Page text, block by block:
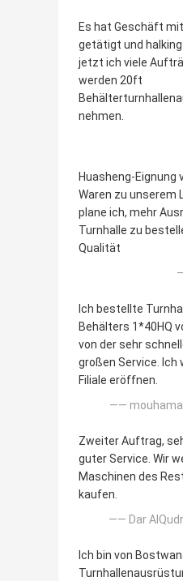
Es hat Geschäft
getätigt und
jetzt ich viele
werden 20ft
nehmen.
Huasheng-Eignung
Waren zu unserem
plane ich, mehr
Turnhalle zu
Qualität
Ich bestellte
Behälters 1*40HQ
von der sehr
großen Service. Ich
Filiale eröffnen.
——
Zweiter Auftrag,
guter Service. Wir
Maschinen des
kaufen.
—— Dar
Ich bin von